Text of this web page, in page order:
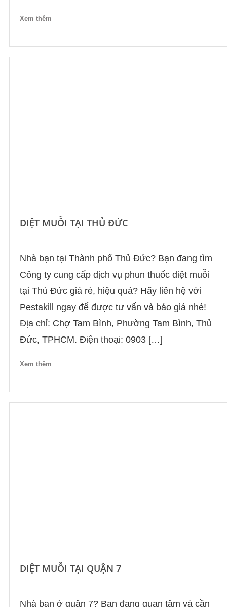
Xem thêm
DIỆT MUỖI TẠI THỦ ĐỨC
Nhà bạn tại Thành phố Thủ Đức? Bạn đang tìm
Công ty cung cấp dịch vụ phun thuốc diệt muỗi
tại Thủ Đức giá rẻ, hiệu quả? Hãy liên hệ với
Pestakill ngay để được tư vấn và báo giá nhé!
Địa chỉ: Chợ Tam Bình, Phường Tam Bình, Thủ
Đức, TPHCM. Điện thoại: 0903 […]
Xem thêm
DIỆT MUỖI TẠI QUẬN 7
Nhà bạn ở quận 7? Bạn đang quan tâm và cần